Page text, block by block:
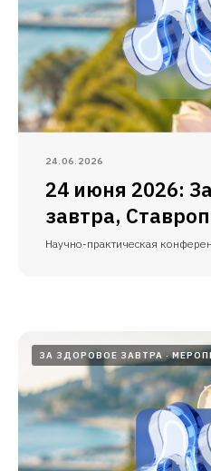
24.06.2026
24 июня 2026:
завтра,
Научно-практическая
ЗА ЗДОРОВОЕ ЗАВТРА